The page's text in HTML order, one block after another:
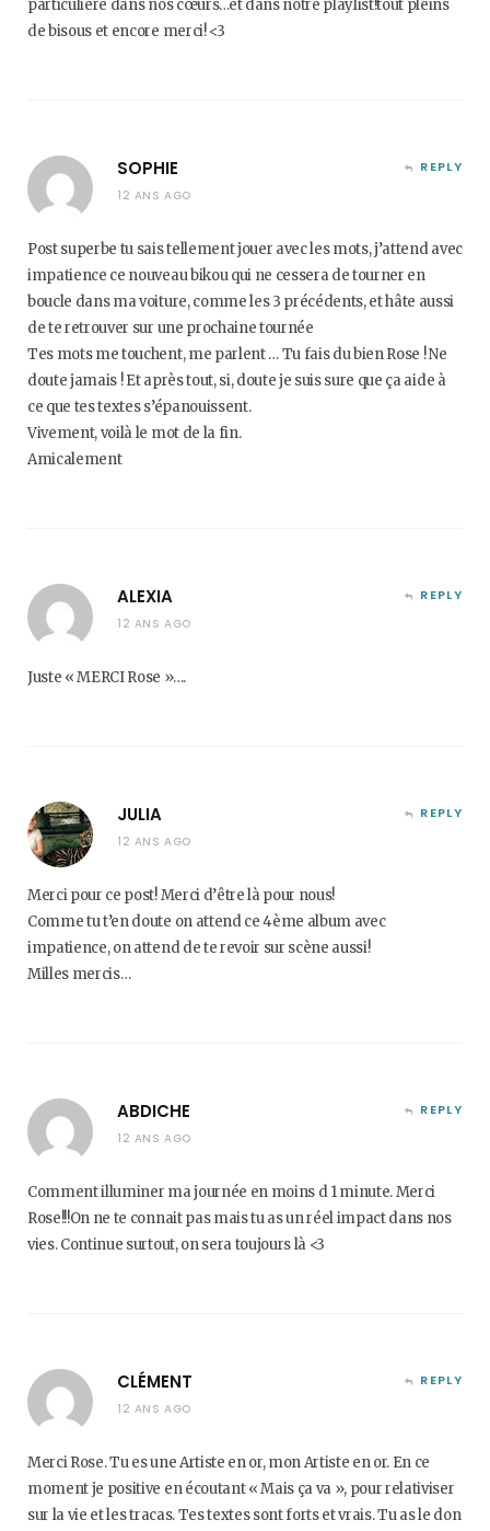
particulière dans nos cœurs…et dans notre playlist!tout pleins
de bisous et encore merci! <3
SOPHIE
12 ANS AGO
REPLY
Post superbe tu sais tellement jouer avec les mots, j’attend avec
impatience ce nouveau bikou qui ne cessera de tourner en
boucle dans ma voiture, comme les 3 précédents, et hâte aussi
de te retrouver sur une prochaine tournée
Tes mots me touchent, me parlent … Tu fais du bien Rose ! Ne
doute jamais ! Et après tout, si, doute je suis sure que ça aide à
ce que tes textes s’épanouissent.
Vivement, voilà le mot de la fin.
Amicalement
ALEXIA
12 ANS AGO
REPLY
Juste « MERCI Rose »….
JULIA
12 ANS AGO
REPLY
Merci pour ce post! Merci d’être là pour nous!
Comme tu t’en doute on attend ce 4ème album avec
impatience, on attend de te revoir sur scène aussi!
Milles mercis…
ABDICHE
12 ANS AGO
REPLY
Comment illuminer ma journée en moins d 1 minute. Merci
Rose!!!On ne te connait pas mais tu as un réel impact dans nos
vies. Continue surtout, on sera toujours là <3
CLÉMENT
12 ANS AGO
REPLY
Merci Rose. Tu es une Artiste en or, mon Artiste en or. En ce
moment je positive en écoutant « Mais ça va », pour relativiser
sur la vie et les tracas. Tes textes sont forts et vrais. Tu as le don